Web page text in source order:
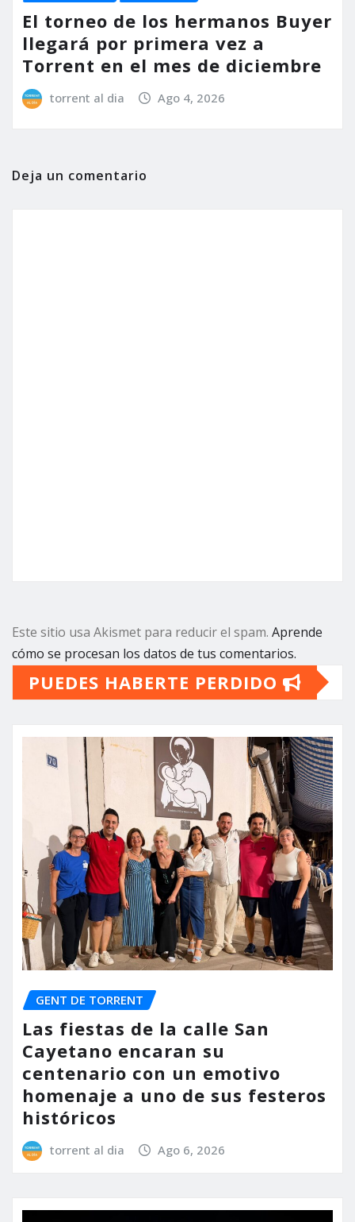
El torneo de los hermanos Buyer
llegará por primera vez a
Torrent en el mes de diciembre
torrent al dia Ago 4, 2026
Deja un comentario
Este sitio usa Akismet para reducir el spam. Aprende
cómo se procesan los datos de tus comentarios.
PUEDES HABERTE PERDIDO
GENT DE TORRENT
Las fiestas de la calle San
Cayetano encaran su
centenario con un emotivo
homenaje a uno de sus festeros
históricos
torrent al dia Ago 6, 2026